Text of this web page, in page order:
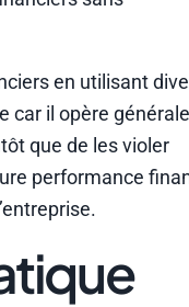
en utilisant
car il opère
que de les violer
performance